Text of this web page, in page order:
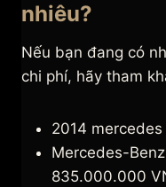
nhiêu?
Nếu bạn đang có
chi phí, hãy tham
2014
Mercedes-
835.000.000